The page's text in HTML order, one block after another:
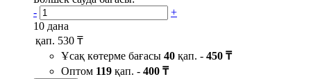
-
+
10 дана
қап. 530 ₸
Ұсақ көтерме бағасы 40 қап. - 450 ₸
Оптом 119 қап. - 400 ₸